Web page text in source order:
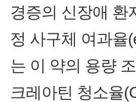
경증의 신장애
정 사구체 여과율
는 이 약의 용량
크레아틴 청소율